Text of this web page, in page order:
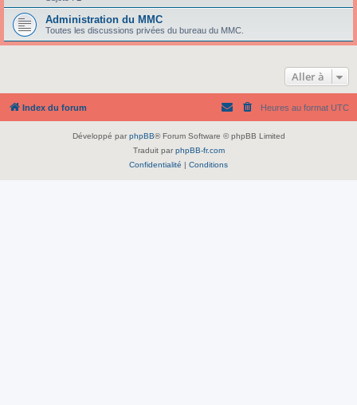
Administration du MMC
Toutes les discussions privées du bureau du MMC.
Aller à
Index du forum Heures au format UTC
Développé par phpBB® Forum Software © phpBB Limited
Traduit par phpBB-fr.com
Confidentialité | Conditions